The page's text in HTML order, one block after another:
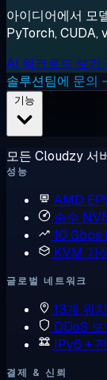
아이디어에서 모
PyTorch, CUDA,
AI 워크로드 보기
솔루션팀에 문의
모든 Cloudzy 서
성능
AMD
순수
10 Gbps
KVM 가
글로벌 네트워크
13개 위치
DDoS 보
IPv6 +
결제 & 신뢰